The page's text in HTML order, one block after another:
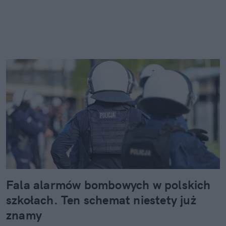
Fala alarmów bombowych w polskich
szkołach. Ten schemat niestety już
znamy